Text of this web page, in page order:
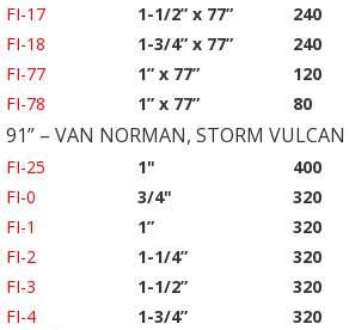
FI-17
1-1/2” x 77”
240
FI-18
1-3/4” x 77”
240
FI-77
1” x 77”
120
FI-78
1” x 77” 80
91” – VAN NORMAN, STORM VULCAN
FI-25 1"
400
FI-0
3/4"
320
FI-1
1”
320
FI-2
1-1/4”
320
FI-3
1-1/2”
320
FI-4
1-3/4”
320